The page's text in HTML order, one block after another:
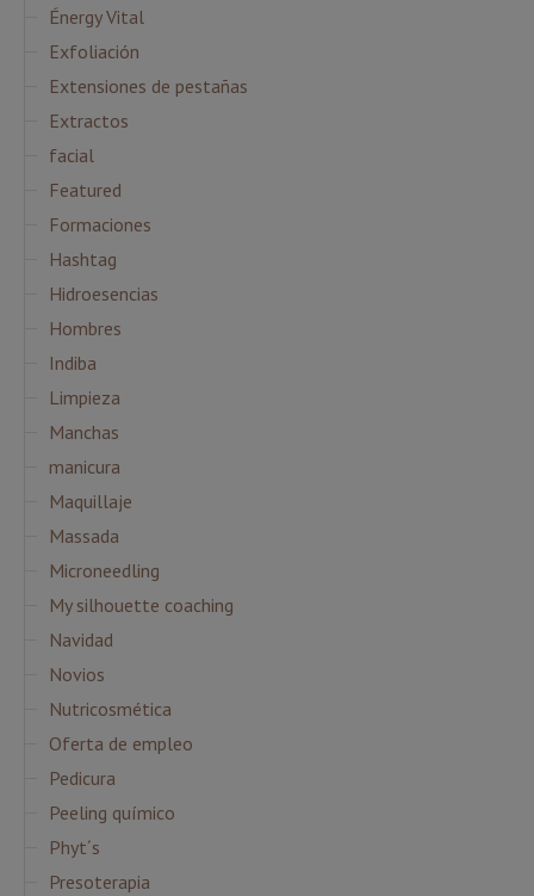
Énergy Vital
Exfoliación
Extensiones de pestañas
Extractos
facial
Featured
Formaciones
Hashtag
Hidroesencias
Hombres
Indiba
Limpieza
Manchas
manicura
Maquillaje
Massada
Microneedling
My silhouette coaching
Navidad
Novios
Nutricosmética
Oferta de empleo
Pedicura
Peeling químico
Phyt´s
Presoterapia